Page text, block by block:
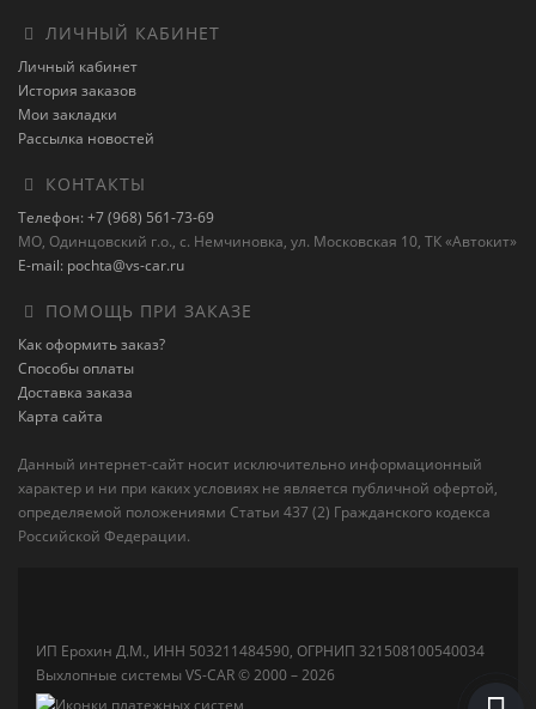
ЛИЧНЫЙ КАБИНЕТ
Личный кабинет
История заказов
Мои закладки
Рассылка новостей
КОНТАКТЫ
Телефон: +7 (968) 561-73-69
МО, Одинцовский г.о., с. Немчиновка, ул. Московская 10, ТК «Автокит»
E-mail: pochta@vs-car.ru
ПОМОЩЬ ПРИ ЗАКАЗЕ
Как оформить заказ?
Способы оплаты
Доставка заказа
Карта сайта
Данный интернет-сайт носит исключительно информационный
характер и ни при каких условиях не является публичной офертой,
определяемой положениями Статьи 437 (2) Гражданского кодекса
Российской Федерации.
ИП Ерохин Д.М., ИНН 503211484590, ОГРНИП 321508100540034
Выхлопные системы VS-CAR © 2000 – 2026